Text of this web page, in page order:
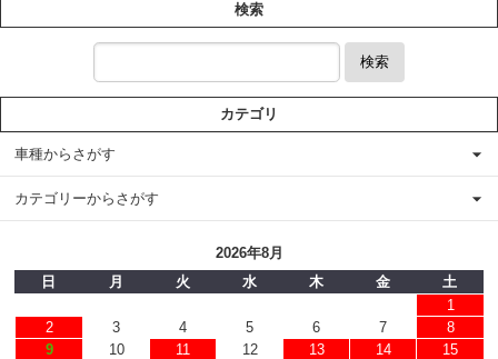
検索
検索
カテゴリ
車種からさがす
カテゴリーからさがす
2026年8月
日
月 火 水 木 金
土
1
2
3 4 5 6 7
8
9
10 11 12 13 14
15